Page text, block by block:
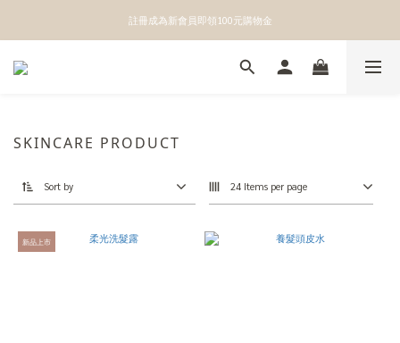
👉點我立即綁定官方LINE獲得第一手優惠資訊
註冊成為新會員即領100元購物金
👉點我立即綁定官方LINE獲得第一手優惠資訊
SKINCARE PRODUCT
Sort by 24 Items per page
新品上市